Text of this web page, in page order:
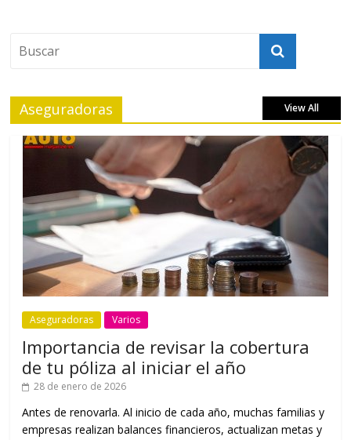
Aseguradoras View All
Aseguradoras Varios
Importancia de revisar la cobertura
de tu póliza al iniciar el año
28 de enero de 2026
Antes de renovarla. Al inicio de cada año, muchas familias y
empresas realizan balances financieros, actualizan metas y